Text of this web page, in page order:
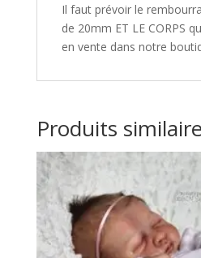
Il faut prévoir le
de 20mm ET LE CORPS
en vente dans notre
Produits